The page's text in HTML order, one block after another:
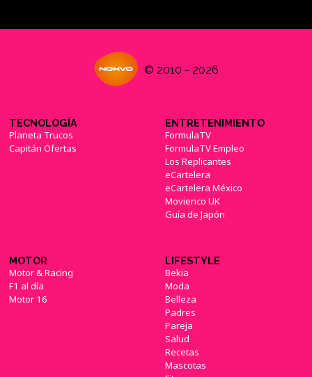
© 2010 - 2026
TECNOLOGÍA
Planeta Trucos
Capitán Ofertas
ENTRETENIMIENTO
FormulaTV
FormulaTV Empleo
Los Replicantes
eCartelera
eCartelera México
Movienco UK
Guía de Japón
MOTOR
Motor & Racing
F1 al día
Motor 16
LIFESTYLE
Bekia
Moda
Belleza
Padres
Pareja
Salud
Recetas
Mascotas